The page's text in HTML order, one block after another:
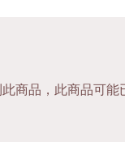
商品，此商品可